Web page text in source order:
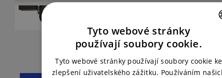
ENGLISH
Tyto webové stránky
používají soubory cookie.
Tyto webové stránky používají soubory cookie ke
zlepšení uživatelského zážitku. Používáním